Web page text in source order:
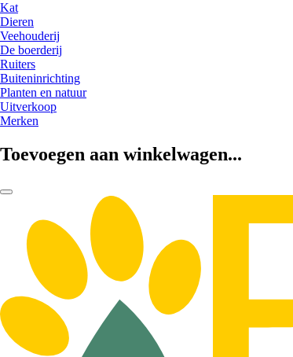
Kat
Dieren
Veehouderij
De boerderij
Ruiters
Buiteninrichting
Planten en natuur
Uitverkoop
Merken
Toevoegen aan winkelwagen...